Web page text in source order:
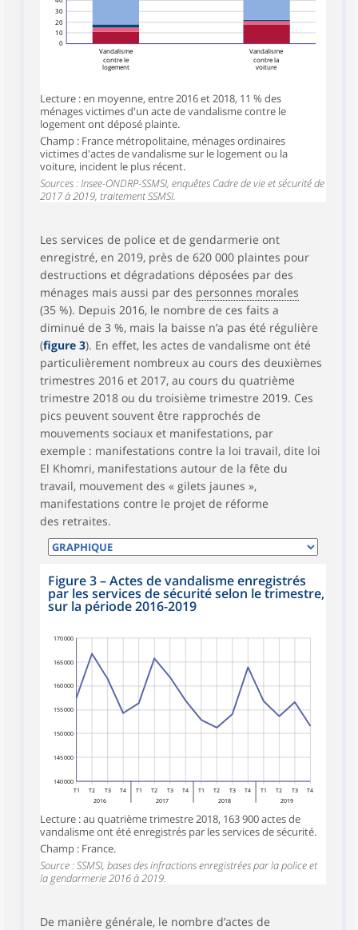
0
10
20
30
Vandalisme
contre le
logement
Vandalisme
contre la
voiture
Lecture : en moyenne, entre 2016 et 2018, 11 % des
ménages victimes d'un acte de vandalisme contre le
logement ont déposé plainte.
Champ : France métropolitaine, ménages ordinaires
victimes d'actes de vandalisme sur le logement ou la
voiture, incident le plus récent.
Sources : Insee-ONDRP-SSMSI, enquêtes Cadre de vie et sécurité de
2017 à 2019, traitement SSMSI.
Les services de police et de gendarmerie ont
enregistré, en 2019, près de 620 000 plaintes pour
destructions et dégradations déposées par des
ménages mais aussi par des personnes morales
(35 %). Depuis 2016, le nombre de ces faits a
diminué de 3 %, mais la baisse n’a pas été régulière
(figure 3). En effet, les actes de vandalisme ont été
particulièrement nombreux au cours des deuxièmes
trimestres 2016 et 2017, au cours du quatrième
trimestre 2018 ou du troisième trimestre 2019. Ces
pics peuvent souvent être rapprochés de
mouvements sociaux et manifestations, par
exemple : manifestations contre la loi travail, dite loi
El Khomri, manifestations autour de la fête du
travail, mouvement des « gilets jaunes »,
manifestations contre le projet de réforme
des retraites.
Figure 3 – Actes de vandalisme enregistrés
par les services de sécurité selon le trimestre,
sur la période 2016-2019
140 000
145 000
150 000
155 000
160 000
165 000
170 000
T1 T2 T3 T4 T1 T2 T3 T4 T1 T2 T3 T4 T1 T2 T3
T4
2016
2017 2018 2019
Lecture : au quatrième trimestre 2018, 163 900 actes de
vandalisme ont été enregistrés par les services de sécurité.
Champ : France.
Source : SSMSI, bases des infractions enregistrées par la police et
la gendarmerie 2016 à 2019.
De manière générale, le nombre d’actes de